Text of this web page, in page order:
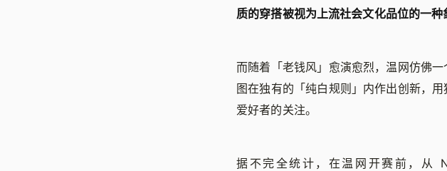
质的穿搭被视为上流社会文化品位的一种
而随着「老钱风」愈演愈烈，温网仿佛
图在独有的「纯白规则」内作出创新，
爱好者的关注。
据不完全统计，在温网开赛前，从